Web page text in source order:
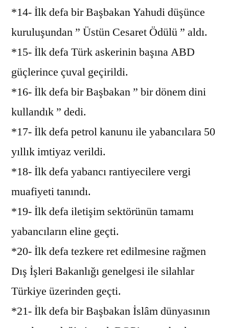
*14- İlk defa bir Başbakan Yahudi düşünce
kuruluşundan ” Üstün Cesaret Ödülü ” aldı.
*15- İlk defa Türk askerinin başına ABD
güçlerince çuval geçirildi.
*16- İlk defa bir Başbakan ” bir dönem dini
kullandık ” dedi.
*17- İlk defa petrol kanunu ile yabancılara 50
yıllık imtiyaz verildi.
*18- İlk defa yabancı rantiyecilere vergi
muafiyeti tanındı.
*19- İlk defa iletişim sektörünün tamamı
yabancıların eline geçti.
*20- İlk defa tezkere ret edilmesine rağmen
Dış İşleri Bakanlığı genelgesi ile silahlar
Türkiye üzerinden geçti.
*21- İlk defa bir Başbakan İslâm dünyasının